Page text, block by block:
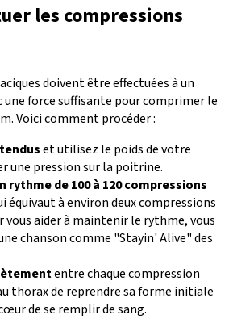
les compressions
doivent être effectuées à un
force suffisante pour comprimer le
Voici comment procéder :
et utilisez le poids de votre
une pression sur la poitrine.
rythme de 100 à 120 compressions
équivaut à environ deux compressions
vous aider à maintenir le rythme, vous
chanson comme "Stayin' Alive" des
entre chaque compression
thorax de reprendre sa forme initiale
de se remplir de sang.